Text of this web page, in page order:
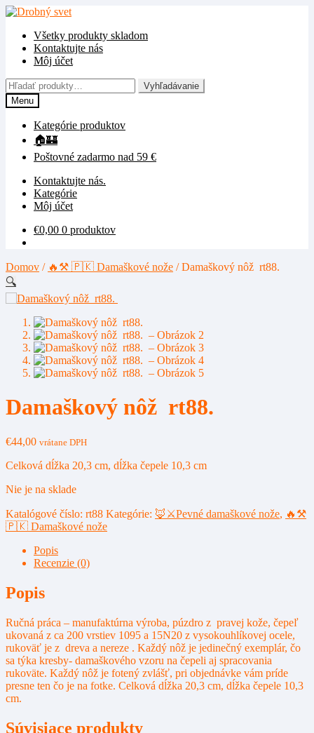
Preskočiť
navigáciu
Preskočiť
obsah
Všetky produkty skladom
Kontaktujte nás
Môj účet
Hľadať:
Vyhľadávanie
Menu
Kategórie produktov
🏠🏰
Poštovné zadarmo nad 59 €
Kontaktujte nás.
Kategórie
Môj účet
€0,00 0 produktov
Domov / 🔥⚒️ 🇵🇰 Damaškové nože /Damaškový nôž rt88.
🔍
Damaškový nôž rt88.
€44,00 vrátane DPH
Celková dĺžka 20,3 cm, dĺžka čepele 10,3 cm
Nie je na sklade
Katalógové číslo: rt88 Kategórie: 🦊⚔️Pevné damaškové nože, 🔥⚒️
🇵🇰 Damaškové nože
Popis
Recenzie (0)
Popis
Ručná práca – manufaktúrna výroba, púzdro z pravej kože, čepeľ
ukovaná z ca 200 vrstiev 1095 a 15N20 z vysokouhlíkovej ocele,
rukoväť je z dreva a nereze . Každý nôž je jedinečný exemplár, čo
sa týka kresby- damaškového vzoru na čepeli aj spracovania
rukoväte. Každý nôž je fotený zvlášť, pri objednávke vám príde
presne ten čo je na fotke. Celková dĺžka 20,3 cm, dĺžka čepele 10,3
cm.
Súvisiace produkty